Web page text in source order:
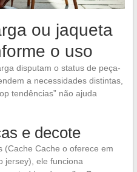
ou jaqueta
o uso
disputam o status de peça-
a necessidades distintas,
tendências” não ajuda
e decote
(Cache Cache o oferece em
jersey), ele funciona